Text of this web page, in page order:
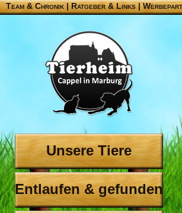
Team & Chronik |Ratgeber & Links|
Unsere Tiere
Entlaufen & gefunden